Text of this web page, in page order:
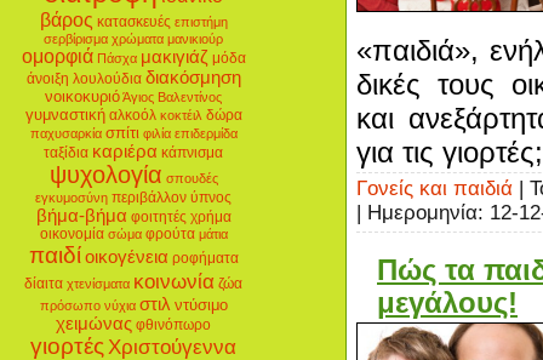
βάρος κατασκευές επιστήμη
σερβίρισμα χρώματα μανικιούρ
ομορφιά Πάσχα μακιγιάζ μόδα
άνοιξη λουλούδια διακόσμηση
νοικοκυριόΆγιος Βαλεντίνος
γυμναστική αλκοόλ κοκτέιλ δώρα
παχυσαρκία σπίτι φιλία επιδερμίδα
ταξίδια καριέρα κάπνισμα
ψυχολογία σπουδές
εγκυμοσύνη περιβάλλον ύπνος
βήμα-βήμα φοιτητές χρήμα
οικονομία σώμα φρούτα μάτια
παιδί οικογένεια ροφήματα
δίαιτα χτενίσματα κοινωνία ζώα
πρόσωπο νύχια στιλ ντύσιμο
χειμώνας φθινόπωρο
γιορτές Χριστούγεννα
«παιδιά»,
δικές τους
και
για τις γιορτές;
Γονείς και παιδιά |
| Ημερομηνία: 12-
Πώς τα
μεγάλους!